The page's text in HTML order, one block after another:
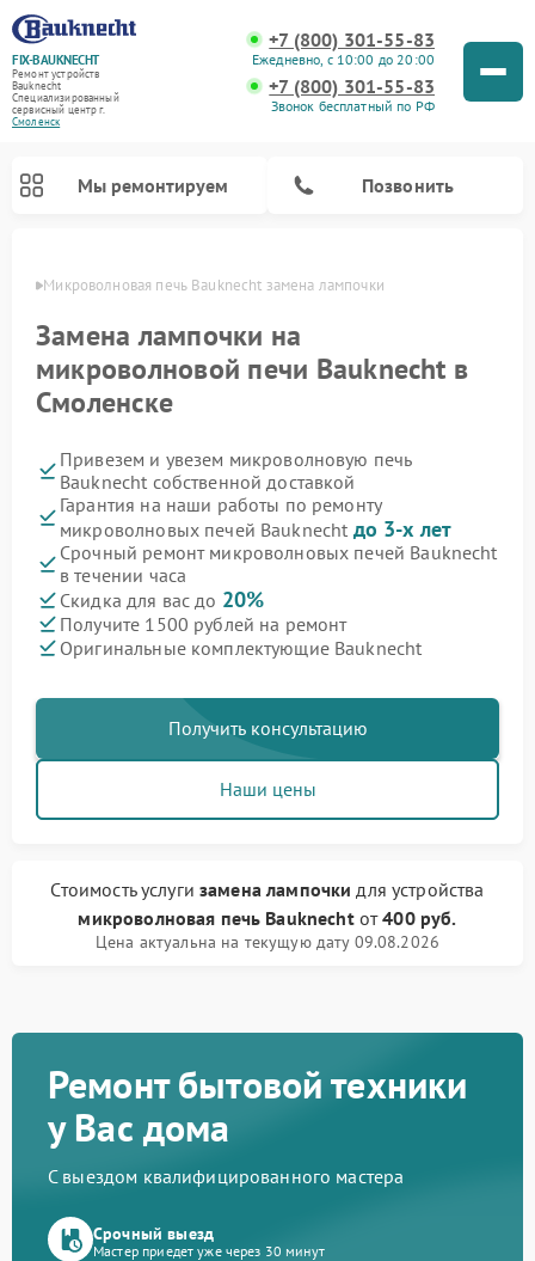
FIX-BAUKNECHT
Ремонт устройств
Bauknecht
Специализированный
cервисный центр г.
Смоленск
+7 (800) 301-55-83
Ежедневно, с 10:00 до 20:00
+7 (800) 301-55-83
Звонок бесплатный по РФ
Мы ремонтируем Позвонить
Микроволновая печь Bauknecht замена лампочки
Замена лампочки на
микроволновой печи Bauknecht в
Смоленске
Привезем и увезем микроволновую печь
Bauknecht собственной доставкой
Гарантия на наши работы по ремонту
микроволновых печей Bauknecht до 3-х лет
Срочный ремонт микроволновых печей Bauknecht
в течении часа
Скидка для вас до 20%
Получите 1500 рублей на ремонт
Оригинальные комплектующие Bauknecht
Получить консультацию
Наши цены
Стоимость услугизамена лампочки для устройства
микроволновая печь Bauknechtот400 руб.
Цена актуальна на текущую дату 09.08.2026
Ремонт бытовой техники
у Вас дома
С выездом квалифицированного мастера
Срочный выезд
Мастер приедет уже через 30 минут